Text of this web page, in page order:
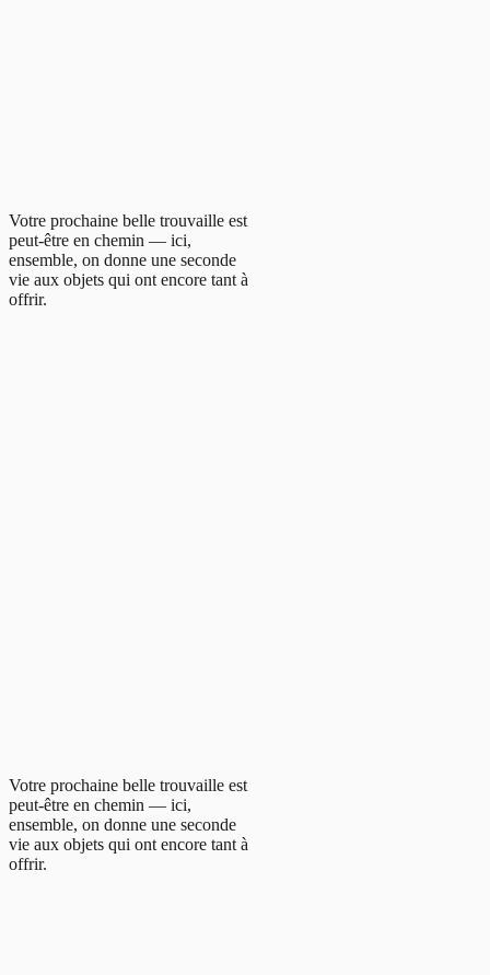
Votre prochaine belle trouvaille est
peut-être en chemin — ici,
ensemble, on donne une seconde
vie aux objets qui ont encore tant à
offrir.
Votre prochaine belle trouvaille est
peut-être en chemin — ici,
ensemble, on donne une seconde
vie aux objets qui ont encore tant à
offrir.